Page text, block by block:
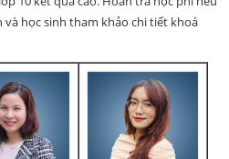
học sinh tham khảo chi tiết khoá